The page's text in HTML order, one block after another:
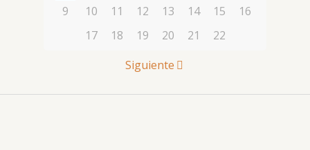
9
10 11 12 13 14 15
16
17
18 19 20 21
22
Siguiente